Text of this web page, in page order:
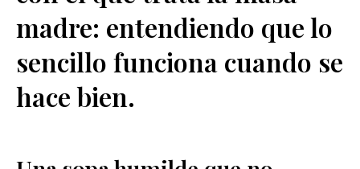
madre: entendiendo que lo
sencillo funciona cuando se
hace bien.